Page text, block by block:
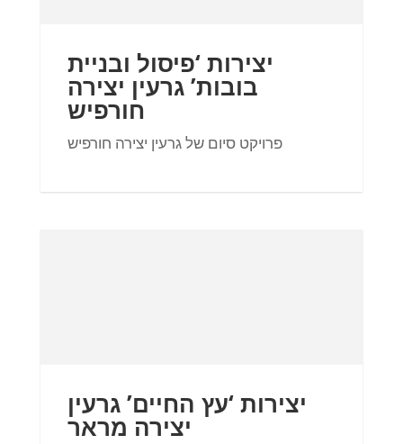
יצירות ‘פיסול ובניית
בובות’ גרעין יצירה
חורפיש
פרויקט סיום של גרעין יצירה חורפיש
יצירות ‘עץ החיים’ גרעין
יצירה מראר